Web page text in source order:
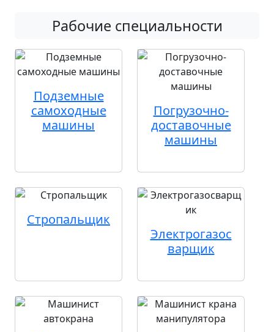
Рабочие специальности
Подземные
самоходные
машины
Погрузочно-
доставочные
машины
Стропальщик
Электрогазос
варщик